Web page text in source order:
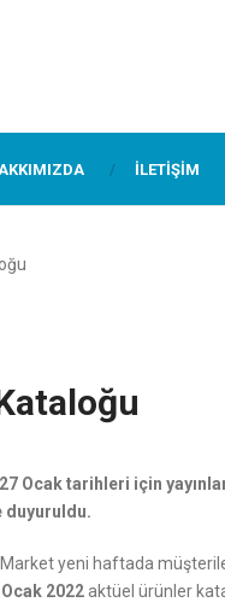
İLETIŞIM
Ocak tarihleri için
duyuruldu.
yeni haftada
2022 aktüel ürünler